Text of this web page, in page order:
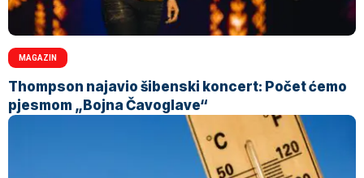
MAGAZIN
Thompson najavio šibenski koncert: Počet ćemo
pjesmom „Bojna Čavoglave“